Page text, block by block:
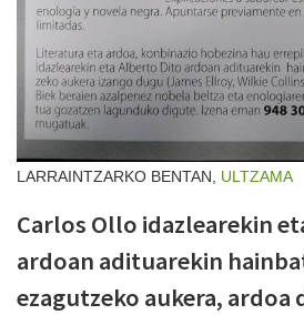
LARRAINTZARKO BENTAN, ULTZAMA
Carlos Ollo idazlearekin
ardoan adituarekin
ezagutzeko aukera, ardoa